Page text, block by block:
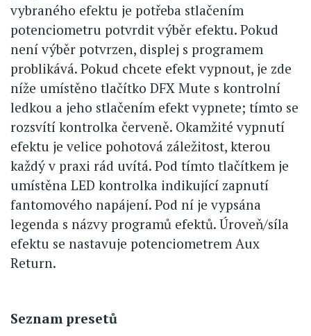
vybraného efektu je potřeba stlačením
potenciometru potvrdit výběr efektu. Pokud
není výběr potvrzen, displej s programem
problikává. Pokud chcete efekt vypnout, je zde
níže umístěno tlačítko DFX Mute s kontrolní
ledkou a jeho stlačením efekt vypnete; tímto se
rozsvítí kontrolka červeně. Okamžité vypnutí
efektu je velice pohotová záležitost, kterou
každý v praxi rád uvítá. Pod tímto tlačítkem je
umístěna LED kontrolka indikující zapnutí
fantomového napájení. Pod ní je vypsána
legenda s názvy programů efektů. Úroveň/síla
efektu se nastavuje potenciometrem Aux
Return.
Seznam presetů